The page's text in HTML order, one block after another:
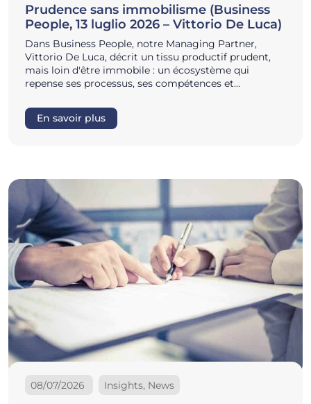
Prudence sans immobilisme (Business
People, 13 luglio 2026 – Vittorio De Luca)
Dans Business People, notre Managing Partner,
Vittorio De Luca, décrit un tissu productif prudent,
mais loin d'être immobile : un écosystème qui
repense ses processus, ses compétences et…
En savoir plus
08/07/2026 Insights, News